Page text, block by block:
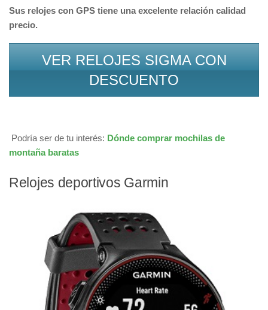
Sus relojes con GPS tiene una excelente relación calidad
precio.
VER RELOJES SIGMA CON
DESCUENTO
Podría ser de tu interés: Dónde comprar mochilas de
montaña baratas
Relojes deportivos Garmin